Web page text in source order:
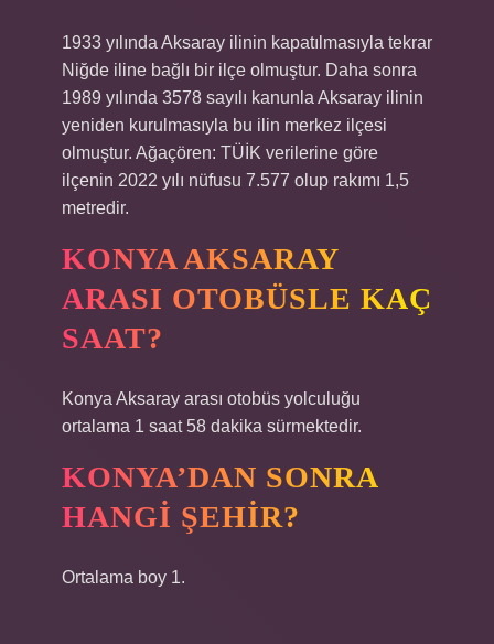
1933 yılında Aksaray ilinin kapatılmasıyla tekrar
Niğde iline bağlı bir ilçe olmuştur. Daha sonra
1989 yılında 3578 sayılı kanunla Aksaray ilinin
yeniden kurulmasıyla bu ilin merkez ilçesi
olmuştur. Ağaçören: TÜİK verilerine göre
ilçenin 2022 yılı nüfusu 7.577 olup rakımı 1,5
metredir.
KONYA AKSARAY
ARASI OTOBÜSLE KAÇ
SAAT?
Konya Aksaray arası otobüs yolculuğu
ortalama 1 saat 58 dakika sürmektedir.
KONYA’DAN SONRA
HANGI ŞEHIR?
Ortalama boy 1.